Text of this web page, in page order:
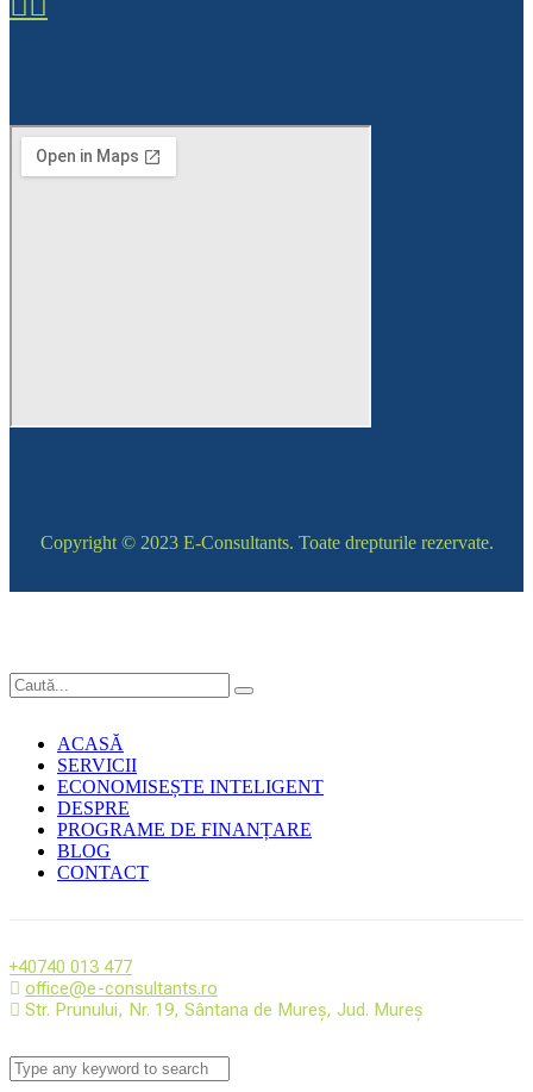
Copyright © 2023 E-Consultants. Toate drepturile rezervate.
ACASĂ
SERVICII
ECONOMISEȘTE INTELIGENT
DESPRE
PROGRAME DE FINANȚARE
BLOG
CONTACT
+40740 013 477
office@e-consultants.ro
Str. Prunului, Nr. 19, Sântana de Mureș, Jud. Mureș